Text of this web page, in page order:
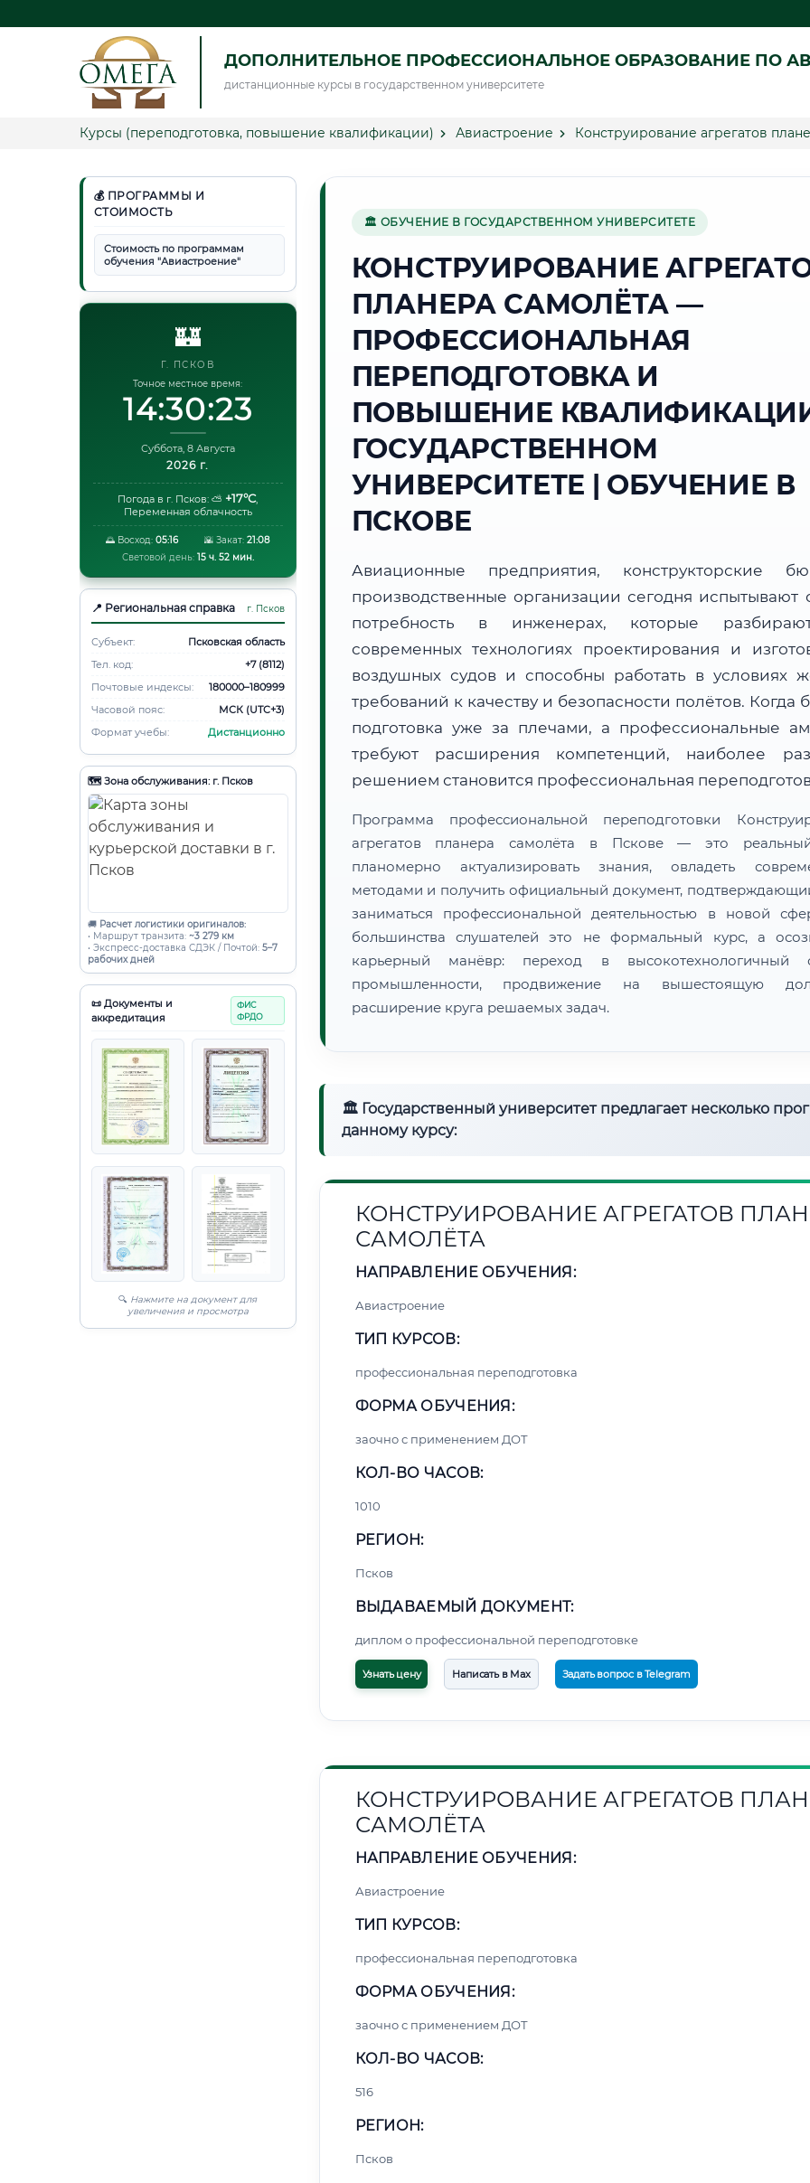
ДОПОЛНИТЕЛЬНОЕ ПРОФЕССИОНАЛЬНОЕ ОБРАЗОВАНИЕ ПО
дистанционные курсы в государственном университете
Курсы (переподготовка, повышение квалификации) Авиастроение Конструирование агрегатов
💰 ПРОГРАММЫ И
СТОИМОСТЬ
Стоимость по программам
обучения "Авиастроение"
🏰
Г. ПСКОВ
Точное местное время:
14:30:24
Суббота, 8 Августа
2026 г.
Погода в г. Псков: ⛅ +17°C,
Переменная облачность
🌅 Восход: 05:16 🌇 Закат: 21:08
Световой день: 15 ч. 52 мин.
📍 Региональная справка г. Псков
Субъект:
Псковская область
Тел. код:
+7 (8112)
Почтовые индексы:
180000–180999
Часовой пояс:
МСК (UTC+3)
Формат учебы:
Дистанционно
🗺️ Зона обслуживания: г. Псков
🚚 Расчет логистики оригиналов:
• Маршрут транзита: ~3 279 км
• Экспресс-доставка СДЭК / Почтой: 5–7
рабочих дней
📜 Документы и
аккредитация
ФИС
ФРДО
🔍 Нажмите на документ для
увеличения и просмотра
🏛 ОБУЧЕНИЕ В ГОСУДАРСТВЕННОМ УНИВЕРСИТЕТЕ
КОНСТРУИРОВАНИЕ
ПЛАНЕРА САМОЛЁТА —
ПРОФЕССИОНАЛЬНАЯ
ПЕРЕПОДГОТОВКА И
ПОВЫШЕНИЕ
ГОСУДАРСТВЕННОМ
УНИВЕРСИТЕТЕ | ОБУЧЕНИЕ В
ПСКОВЕ
Авиационные предприятия, конструкторские
производственные организации сегодня испытывают
потребность в инженерах, которые
современных технологиях проектирования и
воздушных судов и способны работать в условиях
требований к качеству и безопасности полётов. Когда
подготовка уже за плечами, а профессиональные
требуют расширения компетенций, наиболее
решением становится профессиональная
Программа профессиональной переподготовки
агрегатов планера самолёта в Пскове — это
планомерно актуализировать знания, овладеть
методами и получить официальный документ,
заниматься профессиональной деятельностью в новой
большинства слушателей это не формальный курс, а
карьерный манёвр: переход в высокотехнологичный
промышленности, продвижение на вышестоящую
расширение круга решаемых задач.
🏛 Государственный университет предлагает несколько
данному курсу:
КОНСТРУИРОВАНИЕ АГРЕГАТОВ
САМОЛЁТА
НАПРАВЛЕНИЕ ОБУЧЕНИЯ:
Авиастроение
ТИП КУРСОВ:
профессиональная переподготовка
ФОРМА ОБУЧЕНИЯ:
заочно с применением ДОТ
КОЛ-ВО ЧАСОВ:
1010
РЕГИОН:
Псков
ВЫДАВАЕМЫЙ ДОКУМЕНТ:
диплом о профессиональной переподготовке
Узнать цену Написать в Max Задать вопрос в Telegram
КОНСТРУИРОВАНИЕ АГРЕГАТОВ
САМОЛЁТА
НАПРАВЛЕНИЕ ОБУЧЕНИЯ:
Авиастроение
ТИП КУРСОВ:
профессиональная переподготовка
ФОРМА ОБУЧЕНИЯ:
заочно с применением ДОТ
КОЛ-ВО ЧАСОВ:
516
РЕГИОН:
Псков